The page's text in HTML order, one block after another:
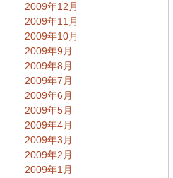
2009年12月
2009年11月
2009年10月
2009年9月
2009年8月
2009年7月
2009年6月
2009年5月
2009年4月
2009年3月
2009年2月
2009年1月